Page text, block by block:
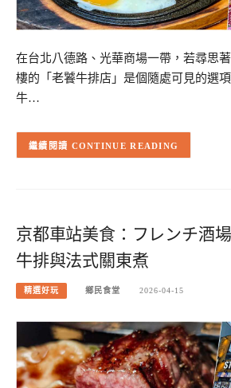
在台北八德路、光華商場一帶，若尋思
樓的「老饕牛排店」是個隨處可見的選
牛…
CONTINUE READING
京都車站美食：フレンチ酒
牛排與法式關東煮
精選好玩 鄉民食堂 2026-04-15